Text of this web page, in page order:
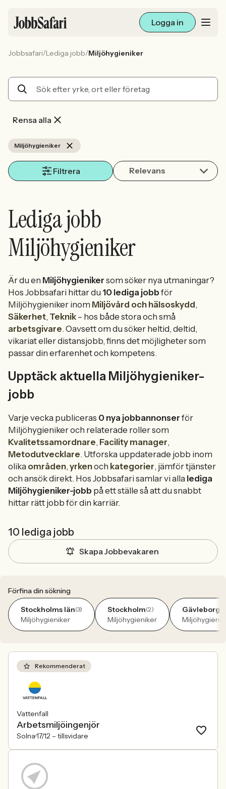
Logga in
Arbetsliv och karriär
Sök med AI
Jobbsafari/Lediga jobb/Miljöhygieniker
Rensa alla
Miljöhygieniker
Filtrera Relevans
Lediga jobb
Miljöhygieniker
Är du en Miljöhygieniker som söker nya utmaningar?
Hos Jobbsafari hittar du 10 lediga jobb för
Miljöhygieniker inom Miljövård och hälsoskydd,
Säkerhet, Teknik – hos både stora och små
arbetsgivare. Oavsett om du söker heltid, deltid,
vikariat eller distansjobb, finns det möjligheter som
passar din erfarenhet och kompetens.
Upptäck aktuella Miljöhygieniker-
jobb
Varje vecka publiceras 0 nya jobbannonser för
Miljöhygieniker och relaterade roller som
Kvalitetssamordnare, Facility manager,
Metodutvecklare. Utforska uppdaterade jobb inom
olika områden,yrkenoch kategorier, jämför tjänster
och ansök direkt. Hos Jobbsafari samlar vi alla lediga
Miljöhygieniker-jobb på ett ställe så att du snabbt
hittar rätt jobb för din karriär.
10 lediga jobb
Skapa Jobbevakaren
Förfina din sökning
Stockholms län(3)
Miljöhygieniker
Stockholm(2)
Miljöhygieniker
Gävleborgs
Rekommenderat
Vattenfall
Arbetsmiljöingenjör
Solna17/12 – tillsvidare